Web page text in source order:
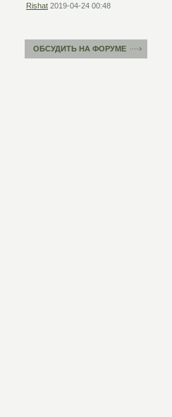
Rishat 2019-04-24 00:48
ОБСУДИТЬ НА ФОРУМЕ